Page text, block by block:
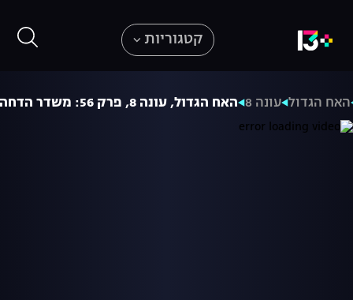
קטגוריות
האח הגדול עונה 8 האח הגדול, עונה 8, פרק 56: משדר הדחה